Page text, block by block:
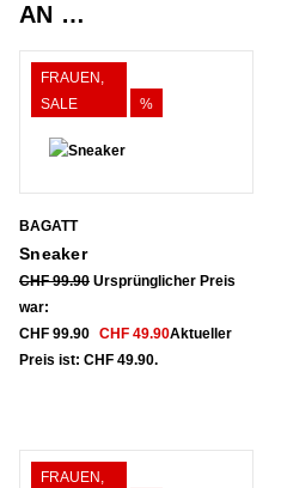
AN …
FRAUEN,
SALE
%
BAGATT
Sneaker
CHF99.90 Ursprünglicher Preis
war:
CHF 99.90 CHF 49.90Aktueller
Preis ist: CHF 49.90.
FRAUEN,